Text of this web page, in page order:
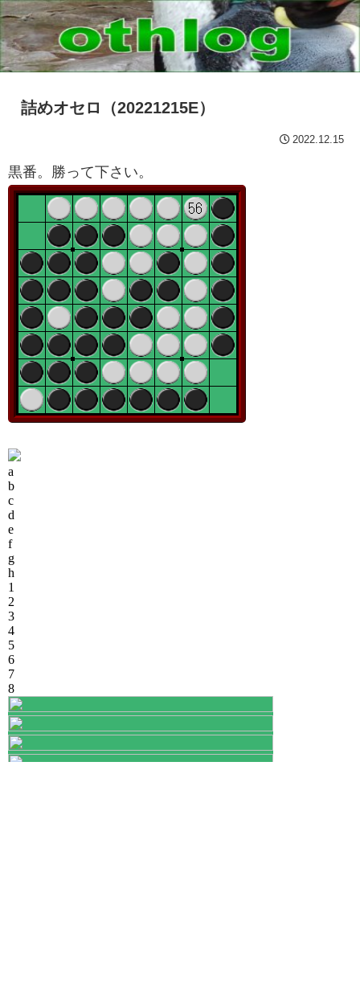
詰めオセロ（20221215E）
2022.12.15
黒番。勝って下さい。